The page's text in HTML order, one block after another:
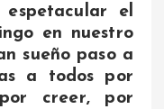
el
en nuestro
sueño paso a
a todos por
creer, por